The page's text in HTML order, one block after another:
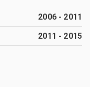
2006- 2011
2011 - 2015